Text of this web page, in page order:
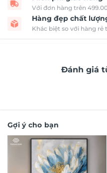
Với đơn hàng trên
Hàng đẹp chất
Khác biệt so với hàng rẻ
Đánh giá
Gợi ý cho bạn